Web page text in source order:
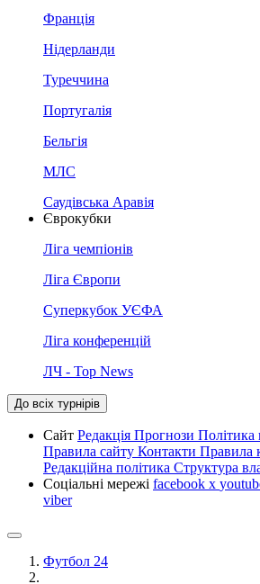
Франція
Нідерланди
Туреччина
Португалія
Бельгія
МЛС
Саудівська Аравія
Єврокубки
Ліга чемпіонів
Ліга Європи
Суперкубок УЄФА
Ліга конференцій
ЛЧ - Top News
До всіх турнірів
Сайт Редакція Прогнози Політика
Правила сайту Контакти Правила
Редакційна політика Структура
Соціальні мережі facebook x
viber
Футбол 24